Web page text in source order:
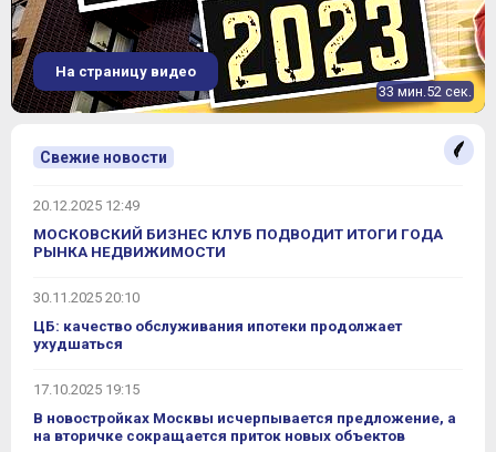
33 мин.52 сек.
На страницу видео
Свежие новости
20.12.2025 12:49
МОСКОВСКИЙ БИЗНЕС КЛУБ ПОДВОДИТ ИТОГИ ГОДА
РЫНКА НЕДВИЖИМОСТИ
30.11.2025 20:10
ЦБ: качество обслуживания ипотеки продолжает
ухудшаться
17.10.2025 19:15
В новостройках Москвы исчерпывается предложение, а
на вторичке сокращается приток новых объектов